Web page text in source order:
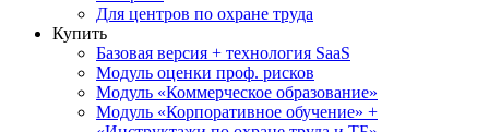
Для центров по охране труда
Купить
Базовая версия + технология SaaS
Модуль оценки проф. рисков
Модуль «Коммерческое образование»
Модуль «Корпоративное обучение» +